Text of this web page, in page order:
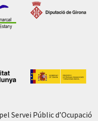
Servei Públic d’Ocupació